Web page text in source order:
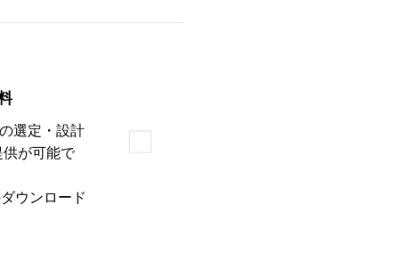
選定・設計
が可能で
ウンロード